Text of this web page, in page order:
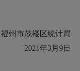
福州市鼓楼区统计局
2021年3月9日